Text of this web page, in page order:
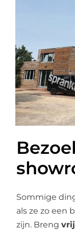
Sommige
als ze zo een
zijn. Breng